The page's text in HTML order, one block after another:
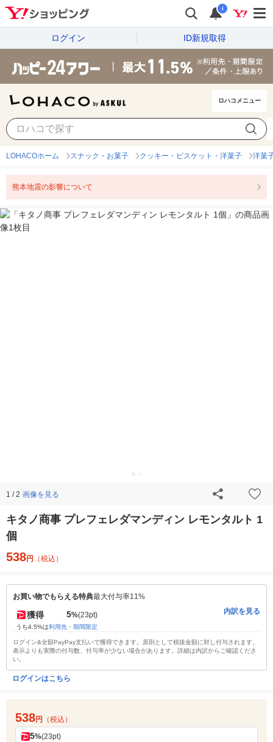
i
ログイン ID新規取得
ロハコメニュー
LOHACOホーム スナック・お菓子 クッキー・ビスケット・洋菓子 洋菓
熊本地震の影響について
1 / 2 画像を見る
キタノ商事 プレフェレダマンディン レモンタルト 1
個
538円 （税込）
お買い物でもらえる特典最大付与率11%
獲得 5%(23pt)
うち4.5%は利用先・期間限定
内訳を見る
ログイン&全額PayPay支払いで獲得できます。原則として税抜金額に対し付与されます。
表示よりも実際の付与数、付与率が少ない場合があります。詳細は内訳からご確認くださ
い。
ログインはこちら
538円 （税込）
5%(23pt)